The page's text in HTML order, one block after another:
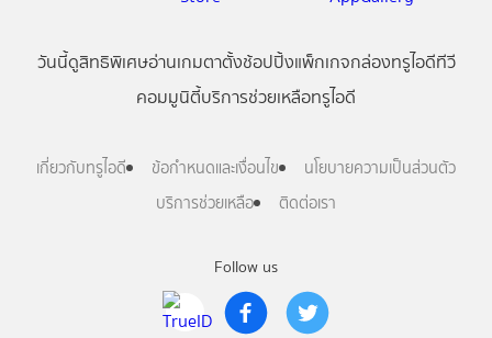
Follow us
วันนี้ดูสิทธิพิเศษอ่านเกมตาตั้งช้อปปิ้งแพ็กเกจกล่องทรูไอดีทีวี
คอมมูนิตี้บริการช่วยเหลือทรูไอดี
เกี่ยวกับทรูไอดี ข้อกำหนดและเงื่อนไข
นโยบายความเป็นส่วนตัว
บริการช่วยเหลือ
ติดต่อเรา